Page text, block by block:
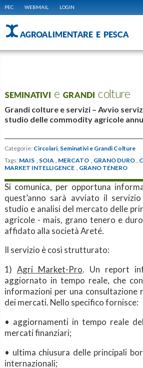
PEC WEBMAIL LOGIN
AGROALIMENTARE E PESCA
SEMINATIVI e GRANDI colture
Grandi colture e servizi – Avvio
studio delle commodity agricole
Categorie: Circolari, Seminativi e Grandi Colture
Tags: MAIS , SOIA , MERCATO , GRANO DURO ,
MARKET INTELLIGENCE , GRANO TENERO
Si comunica, per opportuna
quest’anno sarà avviato il
studio e analisi del mercato delle
agricole - mais, grano tenero e
affidato alla società Areté.
Il servizio è così strutturato:
1) Agri Market-Pro. Un report
aggiornato in tempo reale, che
informazioni per una consultazione
dei mercati. Nello specifico fornisce:
• aggiornamenti in tempo reale
mercati finanziari;
• ultima chiusura delle principali
internazionali;